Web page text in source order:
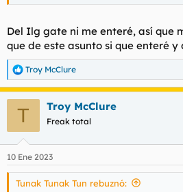
Del Ilg gate ni me enteré, así que
que de este asunto si que enteré y
R
e
e
s
Troy McClure
T Troy McClure
Freak total
10 Ene 2023
Tunak Tunak Tun rebuznó: